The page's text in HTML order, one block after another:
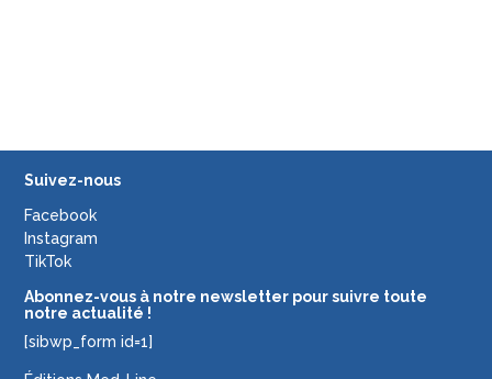
Suivez-nous
Facebook
Instagram
TikTok
Abonnez-vous à notre newsletter pour suivre toute
notre actualité !
[sibwp_form id=1]